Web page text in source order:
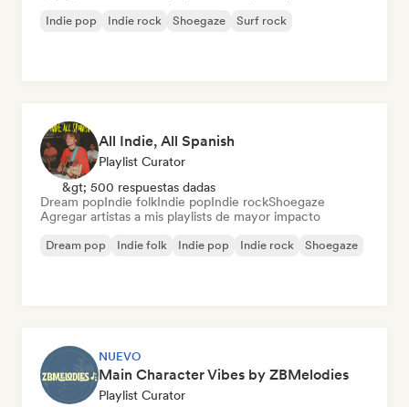
Indie pop Indie rock Shoegaze Surf rock
All Indie, All Spanish
Playlist Curator
&gt; 500 respuestas dadas
Dream popIndie folkIndie popIndie rockShoegaze
Agregar artistas a mis playlists de mayor impacto
Dream pop Indie folk Indie pop Indie rock Shoegaze
NUEVO
Main Character Vibes by ZBMelodies
Playlist Curator